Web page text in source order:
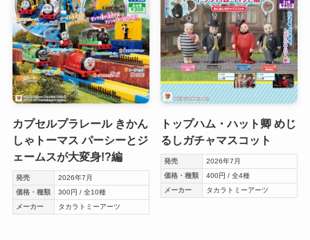
カプセルプラレール きかん
しゃトーマス パーシーとジ
ェームスが大変身!?編
発売
2026年7月
価格・種類
300円 / 全10種
メーカー
タカラトミーアーツ
トップハム・ハット卿 めじ
るしガチャマスコット
発売
2026年7月
価格・種類
400円 / 全4種
メーカー
タカラトミーアーツ